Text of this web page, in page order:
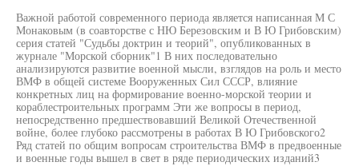
Важной работой современного периода является написанная М С
Монаковым (в соавторстве с НЮ Березовским и В Ю Грибовским)
серия статей "Судьбы доктрин и теорий", опубликованных в
журнале "Морской сборник"1 В них последовательно
анализируются развитие военной мысли, взглядов на роль и место
ВМФ в общей системе Вооруженных Сил СССР, влияние
конкретных лиц на формирование военно-морской теории и
кораблестроительных программ Эти же вопросы в период,
непосредственно предшествовавший Великой Отечественной
войне, более глубоко рассмотрены в работах В Ю Грибовского2
Ряд статей по общим вопросам строительства ВМФ в предвоенные
и военные годы вышел в свет в ряде периодических изданий3